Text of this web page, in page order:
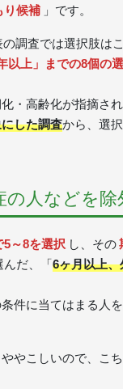
り候補 」です。
調査では選択肢は
以上」までの8個の
・高齢化が指摘され
した調査から、選
の人などを除
～8を選択 し、その
んだ、「6ヶ月以上
件に当てはまる人
やこしいので、こ